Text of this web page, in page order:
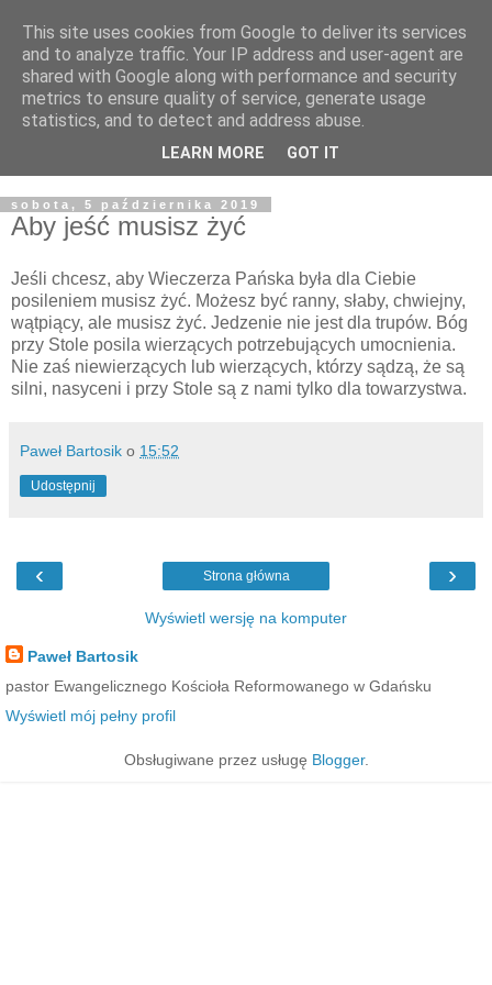
Żyjąc wiarą w REALNYM
świecie
Blog pastora Pawła Bartosika
sobota, 5 października 2019
Aby jeść musisz żyć
Jeśli chcesz, aby Wieczerza Pańska była dla Ciebie
posileniem musisz żyć. Możesz być ranny, słaby, chwiejny,
wątpiący, ale musisz żyć. Jedzenie nie jest dla trupów. Bóg
przy Stole posila wierzących potrzebujących umocnienia.
Nie zaś niewierzących lub wierzących, którzy sądzą, że są
silni, nasyceni i przy Stole są z nami tylko dla towarzystwa.
Paweł Bartosik o 15:52
Udostępnij
‹ ›
Strona główna
Wyświetl wersję na komputer
Paweł Bartosik
pastor Ewangelicznego Kościoła Reformowanego w Gdańsku
Wyświetl mój pełny profil
Obsługiwane przez usługę Blogger.
This site uses cookies from Google to deliver its services
and to analyze traffic. Your IP address and user-agent are
shared with Google along with performance and security
metrics to ensure quality of service, generate usage
statistics, and to detect and address abuse.
LEARN MORE GOT IT